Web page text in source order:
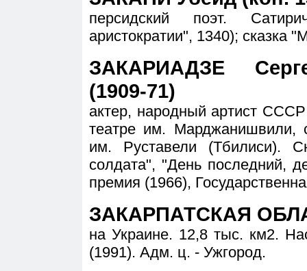
персидский поэт.
аристократии", 1340); сказка
ЗАКАРИАДЗЕ
(1909-71)
актер, народный артист
театре им. Марджанишвили,
им. Руставели (Тбилиси).
солдата", "День последний,
премия (1966),
ЗАКАРПАТСКАЯ
на Украине. 12,8 тыс. км2.
(1991). Адм. ц. - Ужгород.